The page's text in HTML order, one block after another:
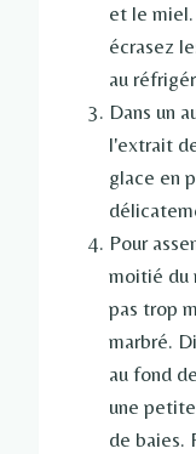
et le
écrasez
au
Dans un
l'extrait
glace en
Pour
moitié du
pas trop
marbré.
au fond
une
de baies.